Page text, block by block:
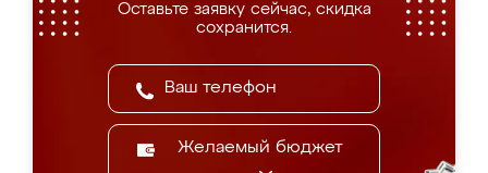
Оставьте заявку сейчас, скидка
сохранится.
Желаемый бюджет